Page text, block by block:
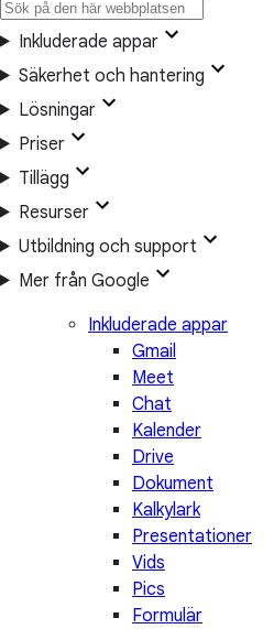
Inkluderade appar
Säkerhet och hantering
Lösningar
Priser
Tillägg
Resurser
Utbildning och support
Mer från Google
Inkluderade appar
Gmail
Meet
Chat
Kalender
Drive
Dokument
Kalkylark
Presentationer
Vids
Pics
Formulär